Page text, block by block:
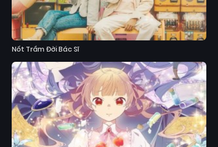
Nốt Trầm Đời Bác Sĩ